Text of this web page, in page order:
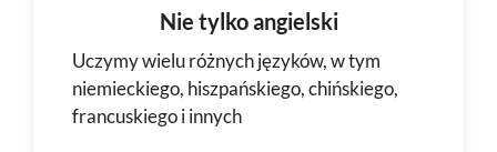
Nie tylko angielski
Uczymy wielu różnych języków, w tym
niemieckiego, hiszpańskiego, chińskiego,
francuskiego i innych